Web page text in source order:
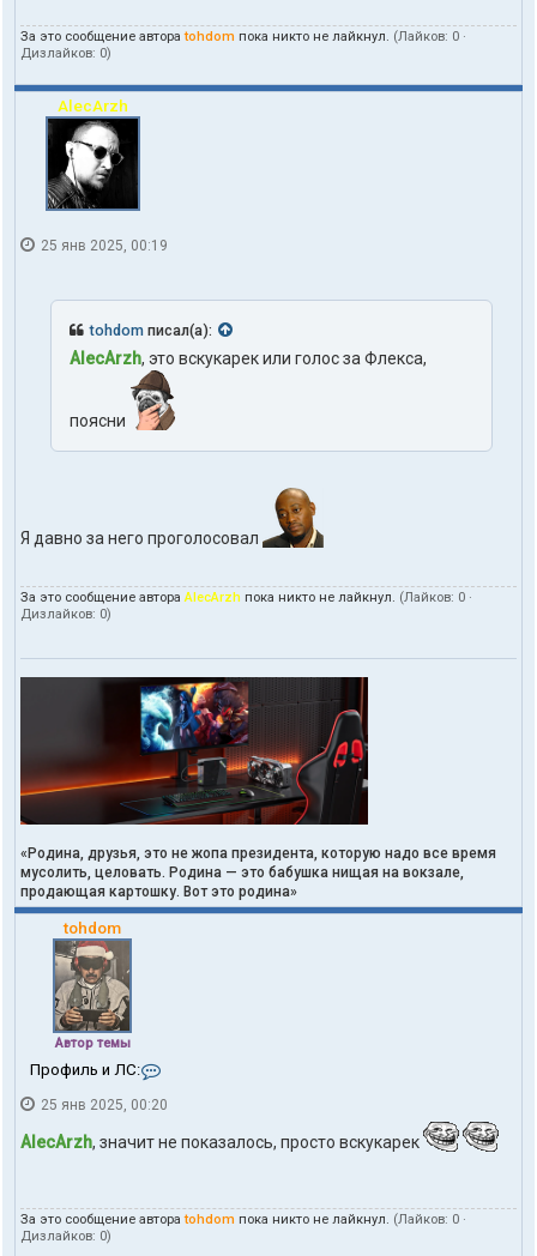
о
л
з
o
m
За это сообщение автораtohdom пока никто не лайкнул. (Лайков: 0 ·
Дизлайков: 0)
AlecArzh
25 янв 2025, 00:19
tohdom писал(а):
AlecArzh, это вскукарек или голос за Флекса,
поясни
Я давно за него проголосовал
За это сообщение автораAlecArzh пока никто не лайкнул. (Лайков: 0 ·
Дизлайков: 0)
«Родина, друзья, это не жопа президента, которую надо все время
мусолить, целовать. Родина — это бабушка нищая на вокзале,
продающая картошку. Вот это родина»
tohdom
Автор темы
Профиль и ЛС:
н
а
п
25 янв 2025, 00:20
AlecArzh, значит не показалось, просто вскукарек
За это сообщение автораtohdom пока никто не лайкнул. (Лайков: 0 ·
Дизлайков: 0)